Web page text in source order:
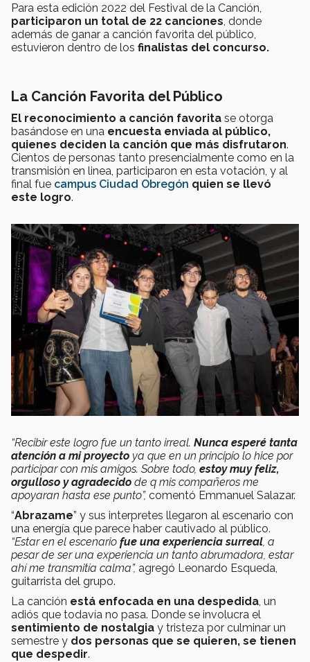
Para esta edición 2022 del Festival de la Canción,
participaron un total de 22 canciones , donde
además de ganar a canción favorita del público,
estuvieron dentro de los finalistas del concurso.
La Canción Favorita del Público
El reconocimiento a canción favorita se otorga
basándose en una encuesta enviada al público,
quienes deciden la canción que más disfrutaron.
Cientos de personas tanto presencialmente como en la
transmisión en linea, participaron en esta votación, y al
final fue campus Ciudad Obregón quien se llevó
este logro.
“Recibir este logro fue un tanto irreal. Nunca esperé tanta
atención a mi proyecto ya que en un principio lo hice por
participar con mis amigos. Sobre todo, estoy muy feliz,
orgulloso y agradecido de q mis compañeros me
apoyaran hasta ese punto”, comentó Emmanuel Salazar.
“Abrazame” y sus interpretes llegaron al escenario con
una energía que parece haber cautivado al público.
“Estar en el escenario fue una experiencia surreal, a
pesar de ser una experiencia un tanto abrumadora, estar
ahí me transmitía calma”, agregó Leonardo Esqueda,
guitarrista del grupo.
La canción está enfocada en una despedida, un
adiós que todavía no pasa. Donde se involucra el
sentimiento de nostalgia y tristeza por culminar un
semestre y dos personas que se quieren, se tienen
que despedir.